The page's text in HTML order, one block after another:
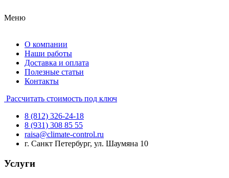
Меню
О компании
Наши работы
Доставка и оплата
Полезные статьи
Контакты
Рассчитать стоимость под ключ
8 (812) 326-24-18
8 (931) 308 85 55
raisa@climate-control.ru
г. Санкт Петербург, ул. Шаумяна 10
Услуги